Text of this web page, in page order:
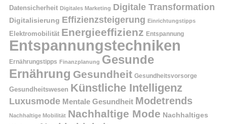
Datensicherheit Digitales Marketing Digitale Transformation
Digitalisierung Effizienzsteigerung Einrichtungstipps
Elektromobilität Energieeffizienz Entspannung
Entspannungstechniken
Ernährungstipps Finanzplanung Gesunde
Ernährung Gesundheit Gesundheitsvorsorge
Gesundheitswesen Künstliche Intelligenz
Luxusmode Mentale Gesundheit Modetrends
Nachhaltige Mobilität Nachhaltige Mode Nachhaltiges